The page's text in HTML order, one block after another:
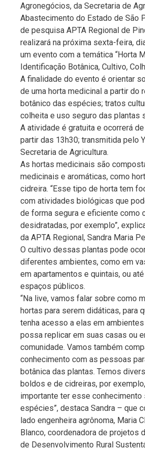
Agronegócios, da Secretaria de
Abastecimento do Estado de São
de pesquisa APTA Regional de
realizará na próxima sexta-feira,
um evento com a temática “Horta
Identificação Botânica, Cultivo,
A finalidade do evento é orientar
de uma horta medicinal a partir do
botânico das espécies; tratos
colheita e uso seguro das plantas
A atividade é gratuita e ocorrerá
partir das 13h30; transmitida pelo
Secretaria de Agricultura.
As hortas medicinais são
medicinais e aromáticas, como
cidreira. “Esse tipo de horta tem
com atividades biológicas que
de forma segura e eficiente como
desidratadas, por exemplo”,
da APTA Regional, Sandra Maria
O cultivo dessas plantas pode
diferentes ambientes, como em
em apartamentos e quintais, ou
espaços públicos.
“Na live, vamos falar sobre como
hortas para serem didáticas, para
tenha acesso a elas em
possa replicar em suas casas ou
comunidade. Vamos também
conhecimento com as pessoas
botânica das plantas. Temos
boldos e de cidreiras, por
importante ter esse conhecimento
espécies”, destaca Sandra – que
lado engenheira agrônoma, Maria
Blanco, coordenadora de projetos
de Desenvolvimento Rural